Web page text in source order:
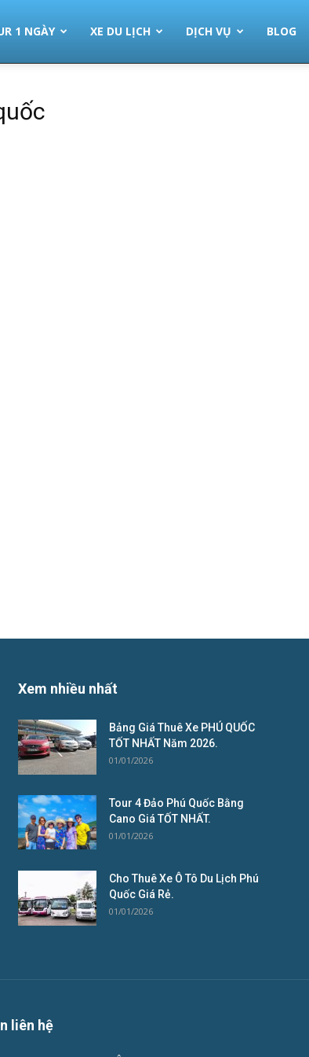
1 NGÀY XE DU LỊCH DỊCH VỤ BLOG
Xem nhiều nhất
Bảng Giá Thuê Xe PHÚ QUỐC
TỐT NHẤT Năm 2026.
01/01/2026
Tour 4 Đảo Phú Quốc Bằng
Cano Giá TỐT NHẤT.
01/01/2026
Cho Thuê Xe Ô Tô Du Lịch Phú
Quốc Giá Rẻ.
01/01/2026
liên hệ